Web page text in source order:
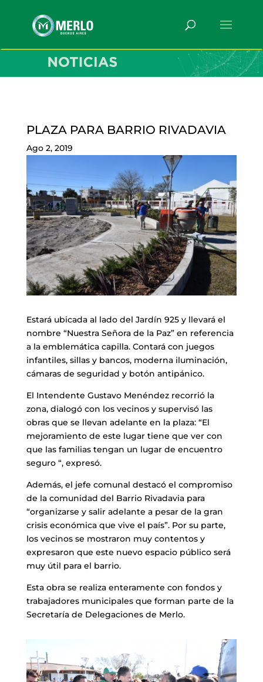
PLAZA PARA BARRIO RIVADAVIA
Ago 2, 2019
Estará ubicada al lado del Jardín 925 y llevará el
nombre “Nuestra Señora de la Paz” en referencia
a la emblemática capilla. Contará con juegos
infantiles, sillas y bancos, moderna iluminación,
cámaras de seguridad y botón antipánico.
El Intendente Gustavo Menéndez recorrió la
zona, dialogó con los vecinos y supervisó las
obras que se llevan adelante en la plaza: “El
mejoramiento de este lugar tiene que ver con
que las familias tengan un lugar de encuentro
seguro “, expresó.
Además, el jefe comunal destacó el compromiso
de la comunidad del Barrio Rivadavia para
“organizarse y salir adelante a pesar de la gran
crisis económica que vive el país”. Por su parte,
los vecinos se mostraron muy contentos y
expresaron que este nuevo espacio público será
muy útil para el barrio.
Esta obra se realiza enteramente con fondos y
trabajadores municipales que forman parte de la
Secretaría de Delegaciones de Merlo.